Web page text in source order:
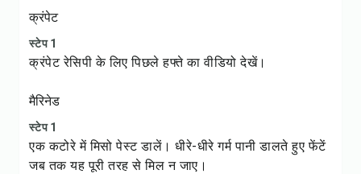
क्रंपेट
स्टेप 1
क्रंपेट रेसिपी के लिए पिछले हफ्ते का वीडियो देखें।
मैरिनेड
स्टेप 1
एक कटोरे में मिसो पेस्ट डालें। धीरे-धीरे गर्म पानी डालते हुए फेंटें
जब तक यह पूरी तरह से मिल न जाए।